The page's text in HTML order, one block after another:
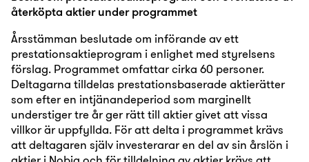
återköpta aktier under programmet
Årsstämman beslutade om införande av ett
prestationsaktieprogram i enlighet med styrelsens
förslag. Programmet omfattar cirka 60 personer.
Deltagarna tilldelas prestationsbaserade aktierätter
som efter en intjänandeperiod som marginellt
understiger tre år ger rätt till aktier givet att vissa
villkor är uppfyllda. För att delta i programmet krävs
att deltagaren själv investerarar en del av sin årslön i